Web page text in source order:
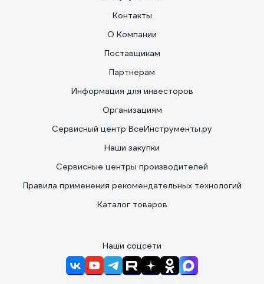
Контакты
О Компании
Поставщикам
Партнерам
Информация для инвесторов
Организациям
Сервисный центр ВсеИнструменты.ру
Наши закупки
Сервисные центры производителей
Правила применения рекомендательных технологий
Каталог товаров
Наши соцсети